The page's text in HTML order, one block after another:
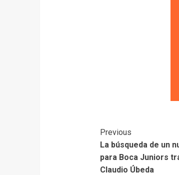
Previous
La búsqueda de un
para Boca Juniors
Claudio Úbeda